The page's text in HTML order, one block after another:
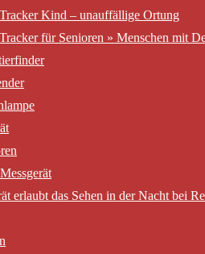
Kind – unauffällige Ortung
für Senioren » Menschen mit
erlaubt das Sehen in der Nacht bei